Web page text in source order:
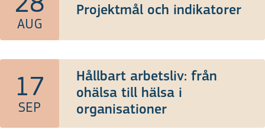
AUG
Projektmål och indikatorer
17
SEP
Hållbart arbetsliv: från
ohälsa till hälsa i
organisationer